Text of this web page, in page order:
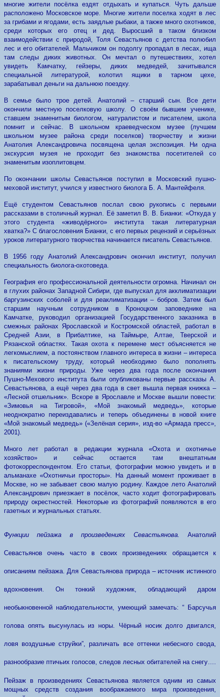
многие жители посёлка ездят отдыхать и купаться. Чуть дальше
расположено Московское море. Многие жители поселка ходят в лес
за грибами и ягодами, есть заядлые рыбаки, а также много охотников,
среди которых его отец и дед. Выросший в таком близком
взаимодействии с природой, Толя Севастьянов с детства полюбил
лес и его обитателей. Мальчиком он подолгу пропадал в лесах, ища
там следы диких животных. Он мечтал о путешествиях, хотел
увидеть Камчатку, гейзеры, диких медведей, зачитывался
специальной литературой, колотил ящики в тарном цехе,
зарабатывал деньги на дальнюю поездку.
В семье было трое детей. Анатолий – старший сын. Все дети
окончили местную поселковую школу. О своём бывшем ученике,
ставшем знаменитым биологом, натуралистом и писателем, школа
помнит и сейчас. В школьном краеведческом музее (лучшем
школьном музее района среди поселков) творчеству и жизни
Анатолия Александровича посвящена целая экспозиция. Ни одна
экскурсия музея не проходит без знакомства посетителей со
знаменитым изоплитовцем.
По окончании школы Севастьянов поступил в Московский пушно-
меховой институт, учился у известного биолога Б. А. Мантейфеля.
Ещё студентом Севастьянов послал свою рукопись с первыми
рассказами в столичный журнал. Её заметил В. В. Бианки: «Откуда у
этого студента «живодёрного» института такая литературная
хватка?» С благословения Бианки, с его первых рецензий и серьёзных
уроков литературного творчества начинается писатель Севастьянов.
В 1956 году Анатолий Александрович окончил институт, получил
специальность биолога-охотоведа.
География его профессиональной деятельности огромна. Начинал он
в глухих районах Западной Сибири, где выпускал для акклиматизации
баргузинских соболей и для реаклиматизации – бобров. Затем был
старшим научным сотрудником в Кроноцком заповеднике на
Камчатке, руководил организацией Государственного заказника в
смежных районах Ярославской и Костромской областей, работал в
Средней Азии, в Прибалтике, на Таймыре, Алтае, Тверской и
Рязанской областях. Такая охота к перемене мест объясняется не
легкомыслием, а постоянством главного интереса в жизни – интереса
к писательскому труду, который необходимо было пополнять
знаниями жизни природы. Уже через два года после окончания
Пушно-Мехового института были опубликованы первые рассказы А.
Севастьянова, а ещё через два года в свет вышла первая книжка –
«Лесной отшельник». Вскоре в Ярославле и Москве вышли повести:
«Зимовья на Тигровой», «Мой знакомый медведь», которые
неоднократно переиздавались и теперь объединены в новой книге
«Мой знакомый медведь» («Зелёная серия», изд-во «Армада пресс»,
2001).
Много лет работал в редакции журнала «Охота и охотничье
хозяйство» и сейчас остается там внештатным
фотокорреспондентом. Его статьи, фотографии можно увидеть и в
альманахе «Охотничьи просторы». На данный момент проживает в
Москве, но не забывает свою малую родину. Каждое лето Анатолий
Александрович приезжает в посёлок, часто ходит фотографировать
природу окрестностей. Некоторые из фотографий появляются в его
газетных и журнальных статьях.
Функции пейзажа в произведениях Севастьянова. Анатолий
Севастьянов очень часто в своих произведениях обращается к
описаниям пейзажа. Для Севастьянова природа – источник истинного
вдохновения. Он тонкий художник, обладающий даром
необыкновенной наблюдательности, умеющий замечать: “ Барсучья
голова опять высунулась из норы. Чёрный носик долго двигался,
ловя воздушные струйки”, различать все оттенки небесного свода,
разнообразие птичьих голосов, следов лесных обитателей на снегу….
Пейзаж в произведениях Севастьянова является одним из самых
мощных средств создания воображаемого мира произведения,